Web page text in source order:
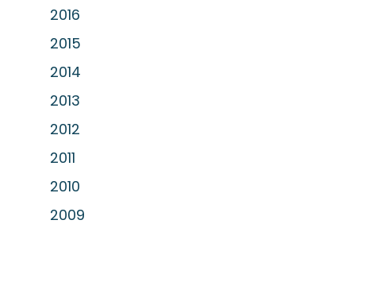
2016
2015
2014
2013
2012
2011
2010
2009